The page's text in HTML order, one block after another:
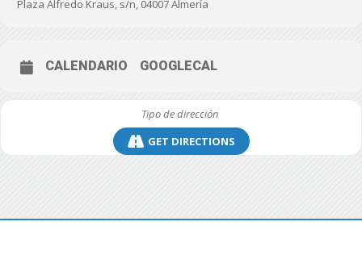
Plaza Alfredo Kraus, s/n, 04007 Almería
CALENDARIO GOOGLECAL
GET DIRECTIONS